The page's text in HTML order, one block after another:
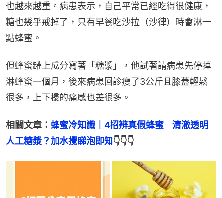
也越來越重。病患表示，自己平常已經吃得很健康，
糖也幾乎戒掉了，只有早餐吃沙拉（沙律）時會淋一
點蜂蜜。
但蜂蜜罐上成分寫著「糖漿」，他試著請病患先停掉
淋蜂蜜一個月，後來病患回診瘦了3公斤且膝蓋輕鬆
很多，上下樓的痛感也差很多。
相關文章： 蜂蜜冷知識｜4招辨真假蜂蜜　清澈透明
人工糖漿？加水攪睇泡即知👇👇👇